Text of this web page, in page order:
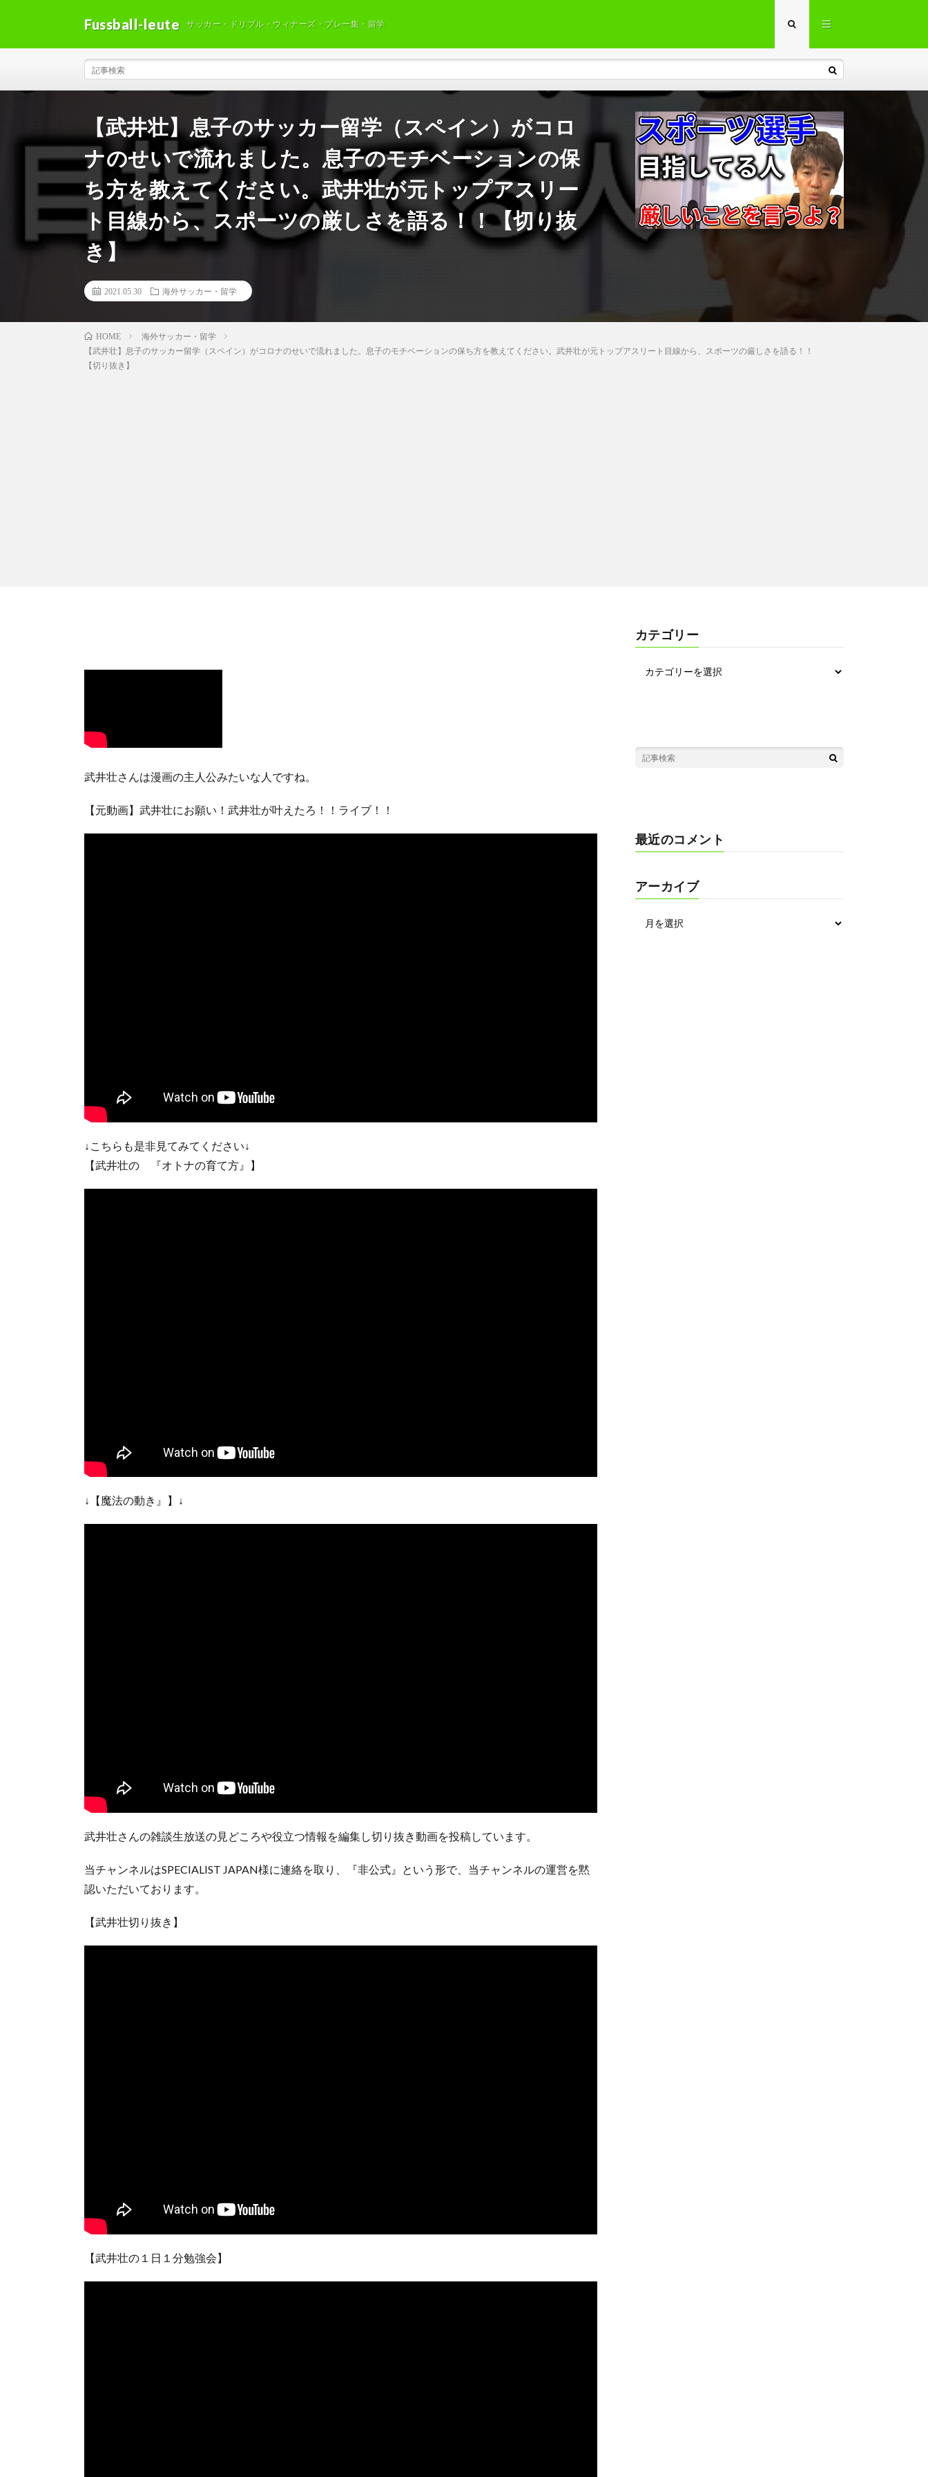
Fussball-leute サッカー・ドリブル・ウィナーズ・プレー集・留学
【武井壮】息子のサッカー留学（スペイン）がコロ
ナのせいで流れました。息子のモチベーションの保
ち方を教えてください。武井壮が元トップアスリー
ト目線から、スポーツの厳しさを語る！！【切り抜
き】
2021.05.30 海外サッカー・留学
HOME
海外サッカー・留学
【武井壮】息子のサッカー留学（スペイン）がコロナのせいで流れました。息子のモチベーションの保ち方を教えてください。武井壮が元トップアスリート目線から、スポーツの厳しさを語る！！
【切り抜き】
武井壮さんは漫画の主人公みたいな人ですね。
【元動画】武井壮にお願い！武井壮が叶えたろ！！ライブ！！
↓こちらも是非見てみてください↓
【武井壮の 『オトナの育て方』】
↓【魔法の動き』】↓
武井壮さんの雑談生放送の見どころや役立つ情報を編集し切り抜き動画を投稿しています。
当チャンネルはSPECIALIST JAPAN様に連絡を取り、『非公式』という形で、当チャンネルの運営を黙
認いただいております。
【武井壮切り抜き】
【武井壮の１日１分勉強会】
カテゴリー
最近のコメント
アーカイブ